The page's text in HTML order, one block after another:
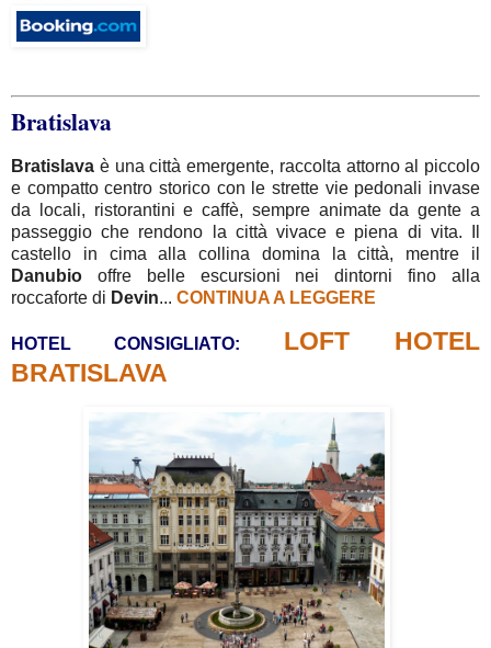
Bratislava
Bratislava è una città emergente, raccolta attorno al piccolo
e compatto centro storico con le strette vie pedonali invase
da locali, ristorantini e caffè, sempre animate da gente a
passeggio che rendono la città vivace e piena di vita. Il
castello in cima alla collina domina la città, mentre il
Danubio offre belle escursioni nei dintorni fino alla
roccaforte di Devin... CONTINUA A LEGGERE
HOTEL CONSIGLIATO: LOFT HOTEL
BRATISLAVA